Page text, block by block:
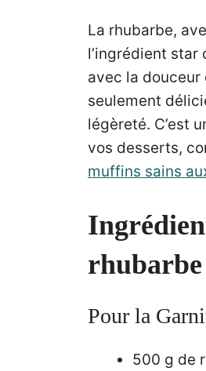
La rhubarbe,
l’ingrédient star
avec la douceur
seulement
légèreté. C’est
vos desserts,
muffins sains
rhubarbe
Pour la
500 g de